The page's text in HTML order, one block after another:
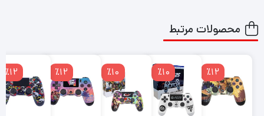
محصولات مرتبط
٪12 ٪10 ٪10 ٪12 ٪12